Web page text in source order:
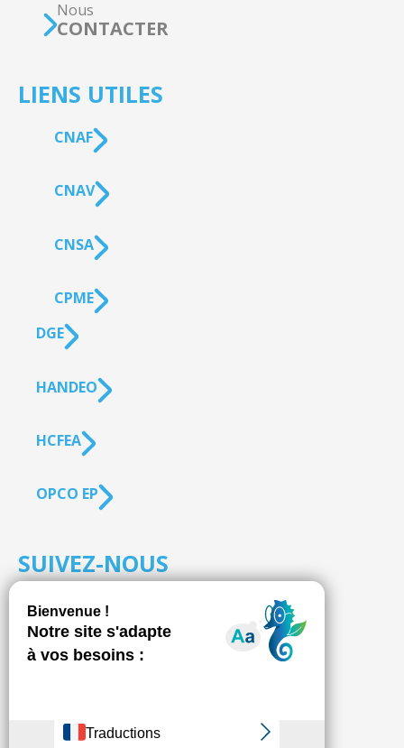
Nous
CONTACTER
LIENS UTILES
CNAF
CNAV
CNSA
CPME
DGE
HANDEO
HCFEA
OPCO EP
SUIVEZ-NOUS